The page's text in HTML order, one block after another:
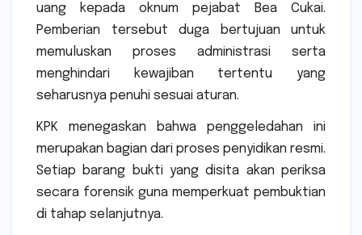
uang kepada oknum pejabat Bea Cukai.
Pemberian tersebut duga bertujuan untuk
memuluskan proses administrasi serta
menghindari kewajiban tertentu yang
seharusnya penuhi sesuai aturan.
KPK menegaskan bahwa penggeledahan ini
merupakan bagian dari proses penyidikan resmi.
Setiap barang bukti yang disita akan periksa
secara forensik guna memperkuat pembuktian
di tahap selanjutnya.